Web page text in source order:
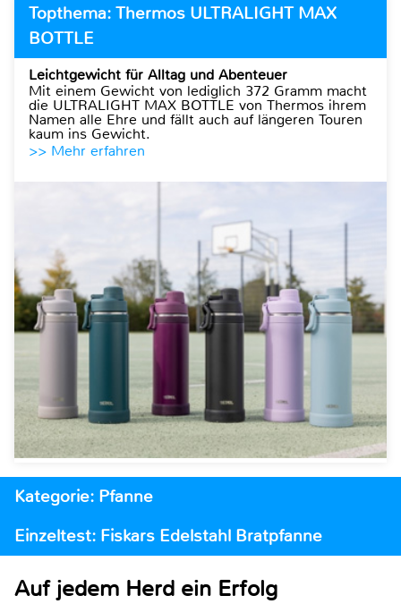
Topthema: Thermos ULTRALIGHT MAX
BOTTLE
Leichtgewicht für Alltag und Abenteuer
Mit einem Gewicht von lediglich 372 Gramm macht
die ULTRALIGHT MAX BOTTLE von Thermos ihrem
Namen alle Ehre und fällt auch auf längeren Touren
kaum ins Gewicht.
>> Mehr erfahren
Kategorie: Pfanne
Einzeltest: Fiskars Edelstahl Bratpfanne
Auf jedem Herd ein Erfolg